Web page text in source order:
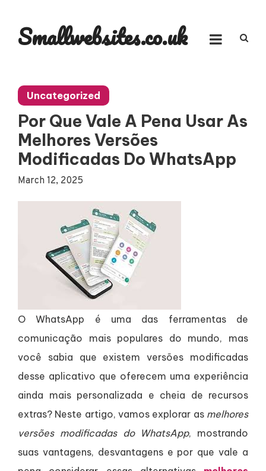
contentSmallwebsites.co.uk
Uncategorized
Por Que Vale A Pena Usar As
Melhores Versões
Modificadas Do WhatsApp
March 12, 2025
O WhatsApp é uma das ferramentas de
comunicação mais populares do mundo, mas
você sabia que existem versões modificadas
desse aplicativo que oferecem uma experiência
ainda mais personalizada e cheia de recursos
extras? Neste artigo, vamos explorar as melhores
versões modificadas do WhatsApp, mostrando
suas vantagens, desvantagens e por que vale a